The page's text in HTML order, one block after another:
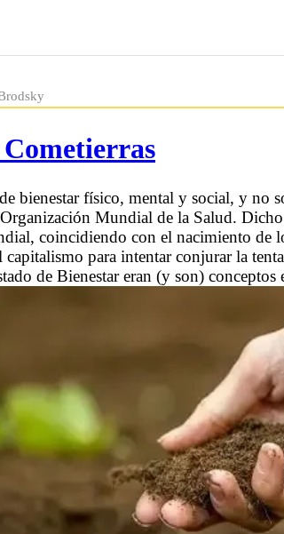
bienestar físico, mental y social, y no
Mundial de la Salud.
coincidiendo con el nacimiento de
capitalismo para intentar conjurar la
de Bienestar eran (y son) conceptos